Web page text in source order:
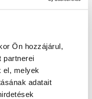
Ön hozzájárul,
partnerei
el, melyek
adatait